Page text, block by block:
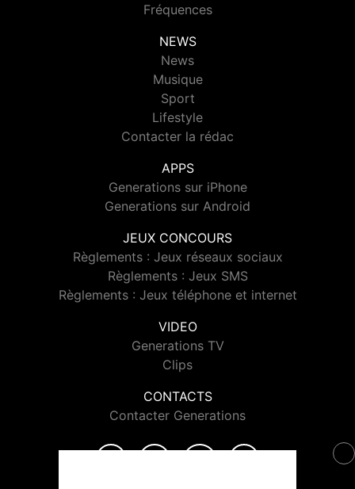
Fréquences
NEWS
News
Musique
Sport
Lifestyle
Contacter la rédac
APPS
Generations sur iPhone
Generations sur Android
JEUX CONCOURS
Règlements : Jeux réseaux sociaux
Règlements : Jeux SMS
Règlements : Jeux téléphone et internet
VIDEO
Generations TV
Clips
CONTACTS
Contacter Generations